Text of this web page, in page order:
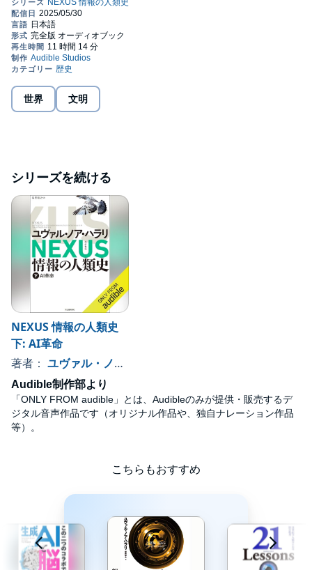
石器時代からシリコン時代まで、
「組織」（ネットワーク）が力をもたらす
私たち「賢いヒト」（ホモ・サピエンス）は、10万年に及ぶ発
明や発見や偉業を経て、途方もない力を身につけた。
それにもかかわらず、生態系の崩壊や世界戦争など、存亡にか
＊
サピエンスが真に賢いのなら、なぜこれほど自滅的なことをす
印刷術やマスメディアは文明に何をもたらしたのか？
そして、まったく新しい情報テクノロジーであるAIは、何を変
えるのか？――
石器時代からシリコン時代まで、『サピエンス全史』の著者
が、人類の歴史をいま再び新たに語りなおす！
情報により発展を遂げた人類は、情報により没落する宿命なの
か。本書のAI論は、混迷する世界で民主主義を守るための羅針盤
になるだろう。
――斎藤幸平氏（経済思想家・『人新世の「資本論」』著者）
その深い洞察は、私たちが著書『PLURALITY』で提唱する多元的
な共創の原理とも響き合い、進化するデジタル時代で人々を導く
羅針盤となる。
――オードリー・タン氏（台湾・初代デジタル発展相）
©2025 Yuval Noah Harari / Yasushi Shibata, Japanese translation
published by KAWADE SHOBO SHINSHA Ltd. Publishers (P)2025
Audible, Inc.
本タイトルには付属資料・PDFが用意されています。ご購入後、
世界 文明
シリーズを続ける
NEXUS 情報の人類史
下: AI革命
著者： ユヴァル・ノア・ハラリ (著)
Audible制作部より
「ONLY FROM audible」とは、Audibleのみが提供・販売するデ
ジタル音声作品です（オリジナル作品や、独自ナレーション作品
等）。
こちらもおすすめ